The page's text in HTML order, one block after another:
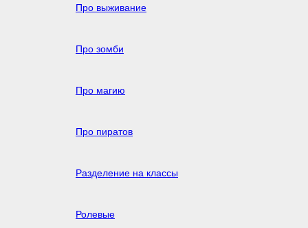
Про выживание
Про зомби
Про магию
Про пиратов
Разделение на классы
Ролевые